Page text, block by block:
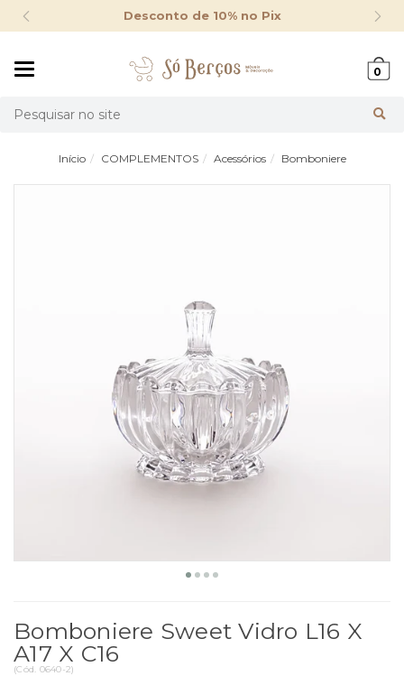
Desconto de 10% no Pix
0
Início COMPLEMENTOS Acessórios Bomboniere
Bomboniere Sweet Vidro L16 X
A17 X C16
(Cód. 0640-2)